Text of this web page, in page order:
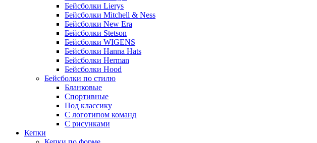
Бейсболки Lierys
Бейсболки Mitchell & Ness
Бейсболки New Era
Бейсболки Stetson
Бейсболки WIGENS
Бейсболки Hanna Hats
Бейсболки Herman
Бейсболки Hood
Бейсболки по стилю
Бланковые
Спортивные
Под классику
С логотипом команд
С рисунками
Кепки